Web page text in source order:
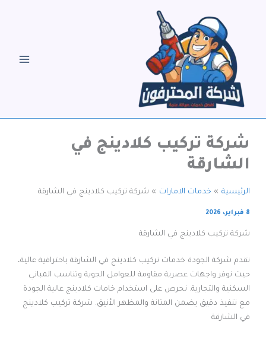
شركة تركيب كلادينج في
الشارقة
الرئيسية خدمات الامارات شركة تركيب كلادينج في الشارقة
8 فبراير، 2026
شركة تركيب كلادينج في الشارقة
تقدم شركة الجودة خدمات تركيب كلادينج في الشارقة باحترافية عالية،
حيث نوفر واجهات عصرية مقاومة للعوامل الجوية وتناسب المباني
السكنية والتجارية. نحرص على استخدام خامات كلادينج عالية الجودة
مع تنفيذ دقيق يضمن المتانة والمظهر الأنيق. شركة تركيب كلادينج
في الشارقة